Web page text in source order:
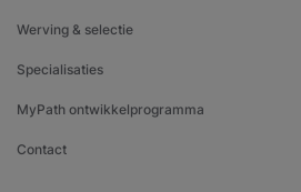
Werving & selectie
Specialisaties
MyPath ontwikkelprogramma
Contact